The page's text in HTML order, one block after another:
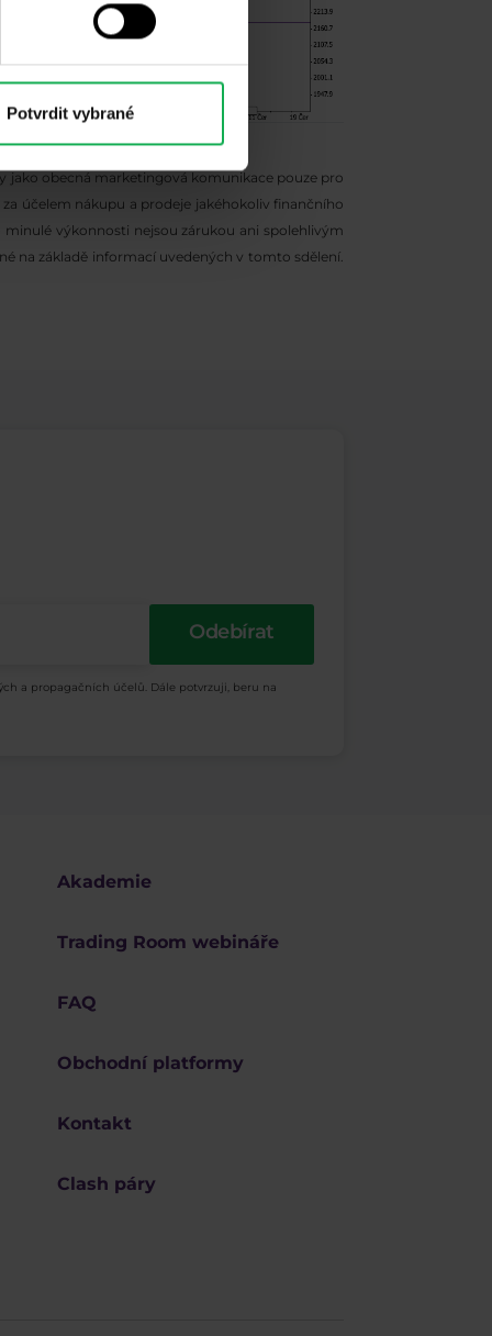
Potvrdit vybrané
jako obecná marketingová komunikace pouze pro
účelem nákupu a prodeje jakéhokoliv finančního
výkonnosti nejsou zárukou ani spolehlivým
na základě informací uvedených v tomto sdělení.
Odebírat
a propagačních účelů. Dále potvrzuji, beru na
Akademie
Trading Room webináře
FAQ
Obchodní platformy
Kontakt
Clash páry